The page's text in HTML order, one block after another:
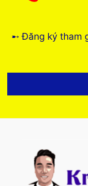
➸ Đăng ký tham